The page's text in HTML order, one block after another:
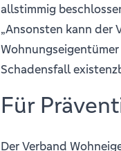
allstimmig
„Ansonsten kann der
Schadensfall
Für
Der Verband